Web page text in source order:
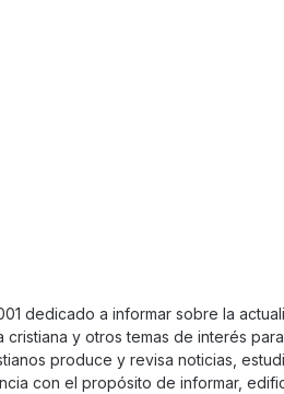
dedicado a informar sobre la
cristiana y otros temas de interés
produce y revisa noticias,
con el propósito de informar,